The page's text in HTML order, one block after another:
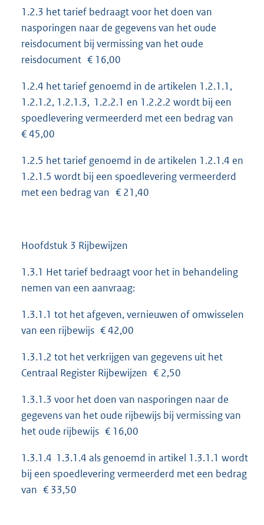
1.2.3 het tarief bedraagt voor het doen van
nasporingen naar de gegevens van het oude
reisdocument bij vermissing van het oude
reisdocument € 16,00
1.2.4 het tarief genoemd in de artikelen 1.2.1.1,
1.2.1.2, 1.2.1.3, 1.2.2.1 en 1.2.2.2 wordt bij een
spoedlevering vermeerderd met een bedrag van
€ 45,00
1.2.5 het tarief genoemd in de artikelen 1.2.1.4 en
1.2.1.5 wordt bij een spoedlevering vermeerderd
met een bedrag van € 21,40
Hoofdstuk 3 Rijbewijzen
1.3.1 Het tarief bedraagt voor het in behandeling
nemen van een aanvraag:
1.3.1.1 tot het afgeven, vernieuwen of omwisselen
van een rijbewijs € 42,00
1.3.1.2 tot het verkrijgen van gegevens uit het
Centraal Register Rijbewijzen € 2,50
1.3.1.3 voor het doen van nasporingen naar de
gegevens van het oude rijbewijs bij vermissing van
het oude rijbewijs € 16,00
1.3.1.4 1.3.1.4 als genoemd in artikel 1.3.1.1 wordt
bij een spoedlevering vermeerderd met een bedrag
van € 33,50